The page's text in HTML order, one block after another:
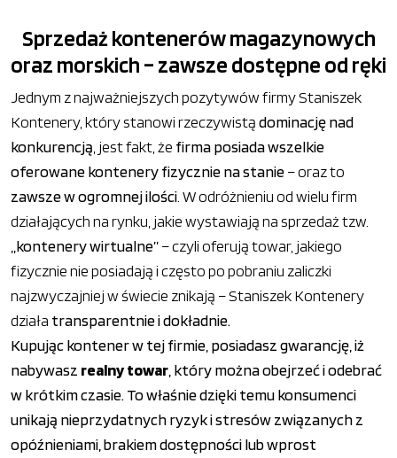
Sprzedaż kontenerów magazynowych
oraz morskich – zawsze dostępne od ręki
Jednym z najważniejszych pozytywów firmy Staniszek
Kontenery, który stanowi rzeczywistądominację nad
konkurencją , jest fakt, że firma posiada wszelkie
oferowane kontenery fizycznie na stanie– oraz to
zawsze w ogromnej ilości . W odróżnieniu od wielu firm
działających na rynku, jakie wystawiają na sprzedaż tzw.
„kontenery wirtualne”– czyli oferują towar, jakiego
fizycznie nie posiadają i często po pobraniu zaliczki
najzwyczajniej w świecie znikają – Staniszek Kontenery
działa transparentnie i dokładnie.
Kupując kontener w tej firmie, posiadasz gwarancję, iż
nabywasz realny towar , który można obejrzeć i odebrać
w krótkim czasie. To właśnie dzięki temu konsumenci
unikają nieprzydatnych ryzyk i stresów związanych z
opóźnieniami, brakiem dostępności lub wprost